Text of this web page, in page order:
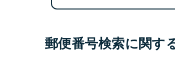
郵便番号検索に関す